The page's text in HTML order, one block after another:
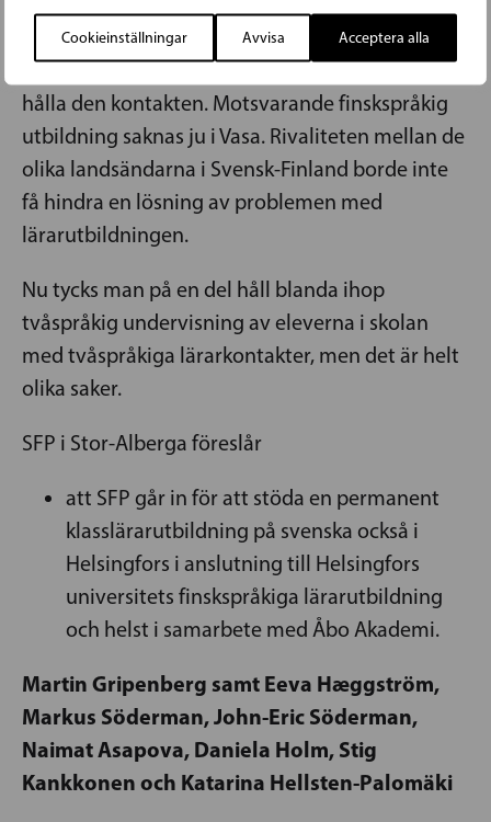
Cookieinställningar Avvisa Acceptera alla
utbildade vid Pedagogiska fakulteten i Vasa, som
inte har utbildats på ett sådant sätt att de kan
hålla den kontakten. Motsvarande finskspråkig
utbildning saknas ju i Vasa. Rivaliteten mellan de
olika landsändarna i Svensk-Finland borde inte
få hindra en lösning av problemen med
lärarutbildningen.
Nu tycks man på en del håll blanda ihop
tvåspråkig undervisning av eleverna i skolan
med tvåspråkiga lärarkontakter, men det är helt
olika saker.
SFP i Stor-Alberga föreslår
att SFP går in för att stöda en permanent
klasslärarutbildning på svenska också i
Helsingfors i anslutning till Helsingfors
universitets finskspråkiga lärarutbildning
och helst i samarbete med Åbo Akademi.
Martin Gripenberg samt Eeva Hæggström,
Markus Söderman, John-Eric Söderman,
Naimat Asapova, Daniela Holm, Stig
Kankkonen och Katarina Hellsten-Palomäki